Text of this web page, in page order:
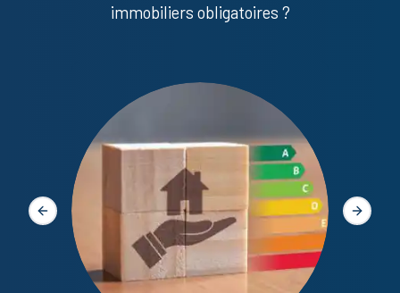
immobiliers obligatoires ?
Slide précédente Slide